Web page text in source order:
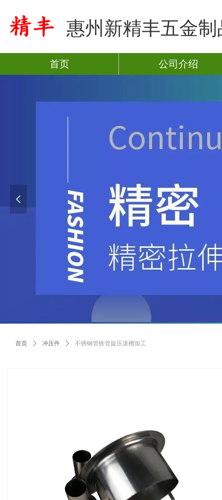
넳
惠州新精丰五金
首页 公司介绍
首页 ꄲ 冲压件 ꄲ 不锈钢管铁管旋压滚槽加工